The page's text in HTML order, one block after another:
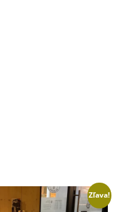
Zľava!